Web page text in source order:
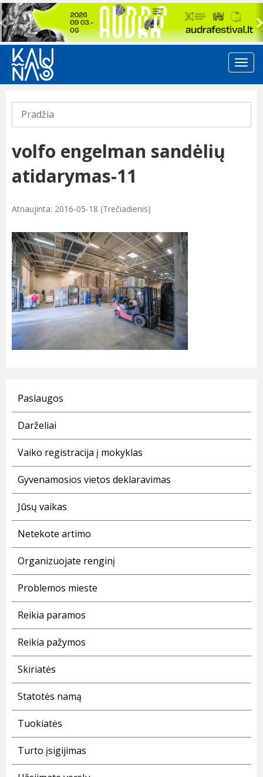
Previous
Pradžia
volfo engelman sandėlių
atidarymas-11
Atnaujinta: 2016-05-18 (Trečiadienis)
Paslaugos
Darželiai
Vaiko registracija į mokyklas
Gyvenamosios vietos deklaravimas
Jūsų vaikas
Netekote artimo
Organizuojate renginį
Problemos mieste
Reikia paramos
Reikia pažymos
Skiriatės
Statotės namą
Tuokiatės
Turto įsigijimas